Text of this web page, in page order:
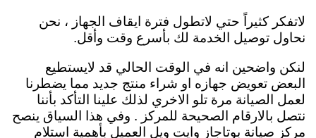
لاتفكر كثيراً حتي لاتطول فترة ايقاف الجهاز ، نحن
نحاول توصيل الخدمة لك بأسرع وقت وأقل.
لنكن واضحين انه في الوقت الحالي قد لايستطيع
البعض تعويض جهازه او شراء منتج جديد مما يضطرنا
لعمل الصيانة مرة تلو الاخري لذلك علينا التأكد بأننا
نتصل بالارقام الصحيحة للمركز . وفي هذا السياق ينصح
مركز صيانة بوتاجاز وايت ويل العميل بأهمية استلام